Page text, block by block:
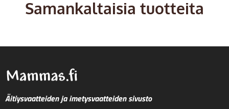
Samankaltaisia tuotteita
Äitiysvaatteiden ja imetysvaatteiden sivusto